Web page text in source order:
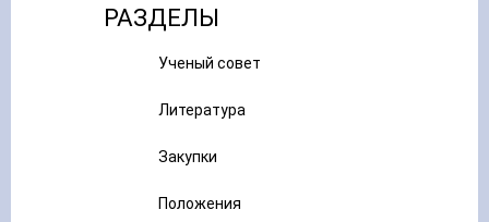
РАЗДЕЛЫ
Ученый совет
Литература
Закупки
Положения